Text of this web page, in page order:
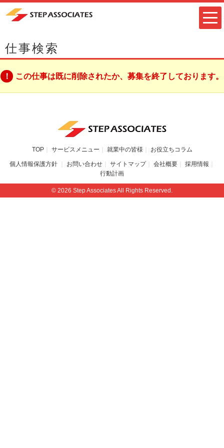
仕事検索
この仕事は既に削除されたか、募集を終了しております。
TOP サービスメニュー 就業中の皆様 お役立ちコラム
個人情報保護方針 お問い合わせ サイトマップ 会社概要
採用情報
行動計画
© 2026 Step Associates All Rights Reserved.